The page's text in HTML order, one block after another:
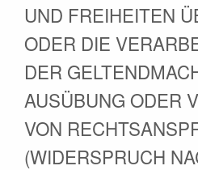
UND FREIHEITEN
ODER DIE
DER
AUSÜBUNG ODER
VON
(WIDERSPRUCH